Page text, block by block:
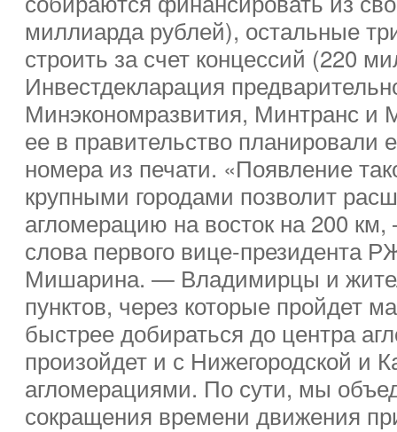
миллиарда рублей), остальные
строить за счет концессий (220
Инвестдекларация
Минэкономразвития, Минтранс и
ее в правительство планировали
номера из печати. «Появление
крупными городами позволит
агломерацию на восток на 200
слова первого вице-президента
Мишарина. — Владимирцы и
пунктов, через которые пройдет
быстрее добираться до центра
произойдет и с Нижегородской и
агломерациями. По сути, мы
сокращения времени движения